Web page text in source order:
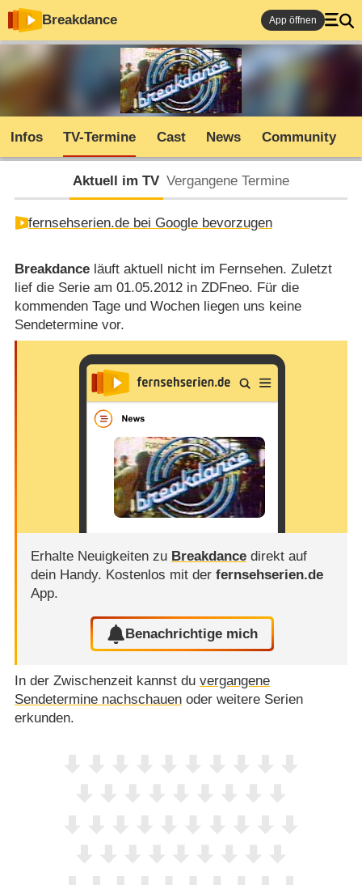
Breakdance App öffnen
Infos TV-Termine Cast News Community
Aktuell im TV Vergangene Termine
fernsehserien.de bei Google bevorzugen
Breakdanceläuft aktuell nicht im Fernsehen. Zuletzt
lief die Serie am 01.05.2012 in ZDFneo. Für die
kommenden Tage und Wochen liegen uns keine
Sendetermine vor.
Erhalte Neuigkeiten zu Breakdancedirekt auf
dein Handy. Kostenlos mit der fernsehserien.de
App.
Benachrichtige mich
In der Zwischenzeit kannst du vergangene
Sendetermine nachschauenoder weitere Serien
erkunden.